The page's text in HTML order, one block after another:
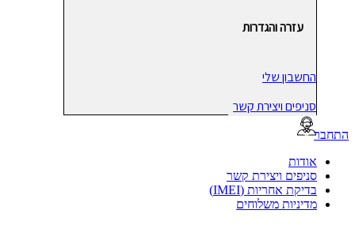
עזרה והגדרות
החשבון שלי
סניפים ויצירת קשר
אודות
סניפים ויצירת קשר
בדיקת אחריות (IMEI)
מדיניות משלוחים